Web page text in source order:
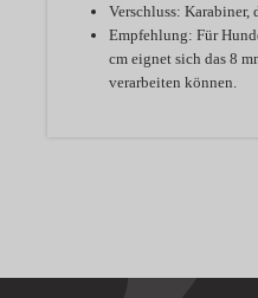
Verschluss: Karabiner,
Empfehlung: Für
cm eignet sich das 8
verarbeiten können.